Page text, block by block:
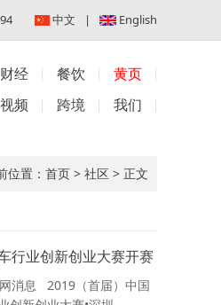
中文 | English
财经 餐饮
黄页
视频 跨境 我们
位置： 首页 > 社区 > 正文
行业创新创业大赛开赛
消息 2019（首届）中国